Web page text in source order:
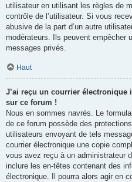
utilisateur en utilisant les règles de
contrôle de l’utilisateur. Si vous
abusive de la part d’un autre
modérateurs. Ils peuvent empêcher
messages privés.
Haut
J’ai reçu un courrier électronique
sur ce forum !
Nous en sommes navrés. Le
de ce forum possède des
utilisateurs envoyant de tels
courrier électronique une copie
vous avez reçu à un administrateur
inclure les en-têtes contenant des
électronique. Il pourra alors agir en